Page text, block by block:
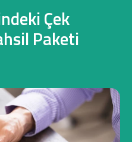
İşim İçin
Çek
Paketi